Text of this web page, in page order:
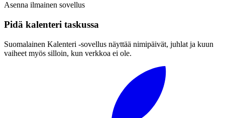
Asenna ilmainen sovellus
Pidä kalenteri taskussa
Suomalainen Kalenteri ‑sovellus näyttää nimipäivät, juhlat ja kuun
vaiheet myös silloin, kun verkkoa ei ole.